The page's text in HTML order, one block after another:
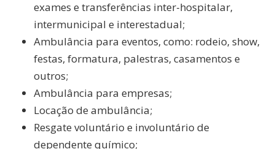
exames e transferências inter-hospitalar,
intermunicipal e interestadual;
Ambulância para eventos, como: rodeio, show,
festas, formatura, palestras, casamentos e
outros;
Ambulância para empresas;
Locação de ambulância;
Resgate voluntário e involuntário de
dependente químico;